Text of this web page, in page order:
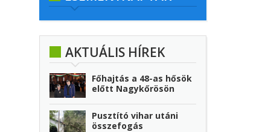
AKTUÁLIS HÍREK
Főhajtás a 48-as hősök
előtt Nagykőrösön
Pusztító vihar utáni
összefogás